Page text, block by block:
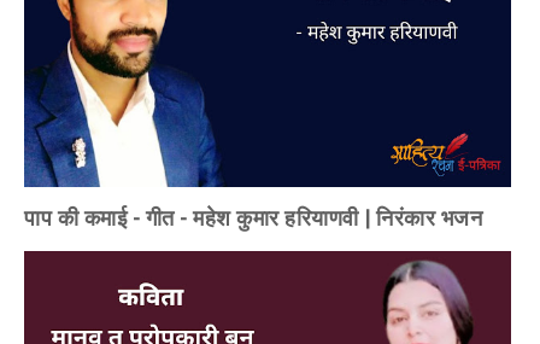
पाप की कमाई - गीत - महेश कुमार हरियाणवी | निरंकार भजन